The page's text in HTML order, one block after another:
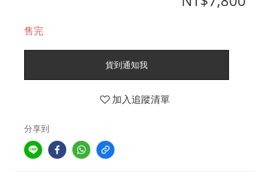
售完
貨到通知我
加入追蹤清單
分享到